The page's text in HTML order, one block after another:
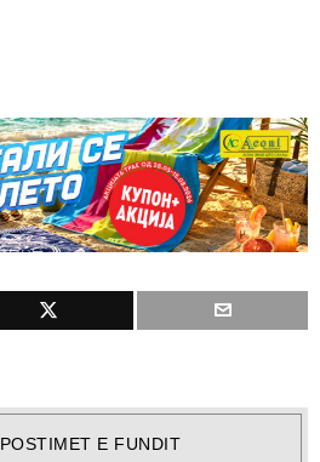
POSTIMET E FUNDIT